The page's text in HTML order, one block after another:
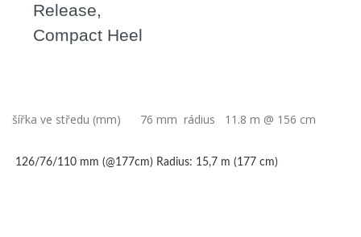
Release,
Compact Heel
šířka ve středu (mm) 76 mm rádius 11.8 m @ 156 cm
126/76/110 mm (@177cm) Radius: 15,7 m (177 cm)